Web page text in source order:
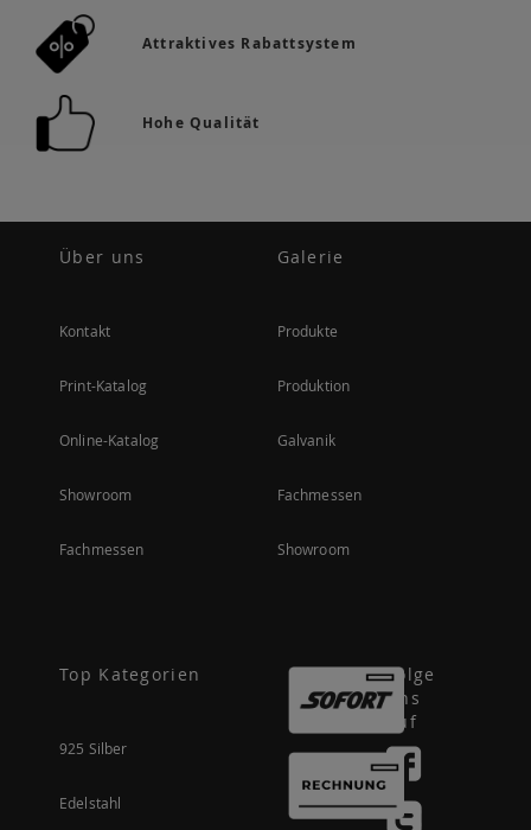
Attraktives Rabattsystem
Hohe Qualität
Über uns
Kontakt
Print-Katalog
Online-Katalog
Showroom
Fachmessen
Galerie
Produkte
Produktion
Galvanik
Fachmessen
Showroom
Top Kategorien
925 Silber
Edelstahl
Folge
uns
auf